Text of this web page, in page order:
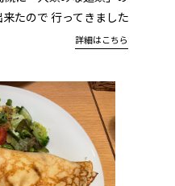
たので 行ってきました
詳細はこちら